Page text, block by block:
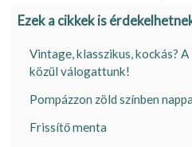
Ezek a cikkek is
Vintage, klasszikus, kockás?
közül válogattunk!
Pompázzon zöld színben
Frissítő menta